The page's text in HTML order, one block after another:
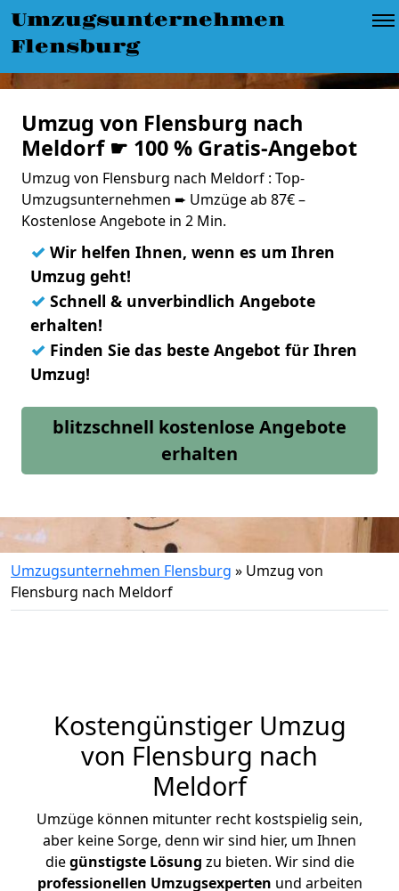
Umzugsunternehmen
Flensburg
Umzug von Flensburg nach
Meldorf ☛ 100 % Gratis-Angebot
Umzug von Flensburg nach Meldorf : Top-
Umzugsunternehmen ➨ Umzüge ab 87€ –
Kostenlose Angebote in 2 Min.
✓ Wir helfen Ihnen, wenn es um Ihren
Umzug geht!
✓ Schnell & unverbindlich Angebote
erhalten!
✓ Finden Sie das beste Angebot für Ihren
Umzug!
blitzschnell kostenlose Angebote
erhalten
Umzugsunternehmen Flensburg » Umzug von
Flensburg nach Meldorf
Kostengünstiger Umzug
von Flensburg nach
Meldorf
Umzüge können mitunter recht kostspielig sein,
aber keine Sorge, denn wir sind hier, um Ihnen
diegünstigste Lösung zu bieten. Wir sind die
professionellen Umzugsexperten und arbeiten